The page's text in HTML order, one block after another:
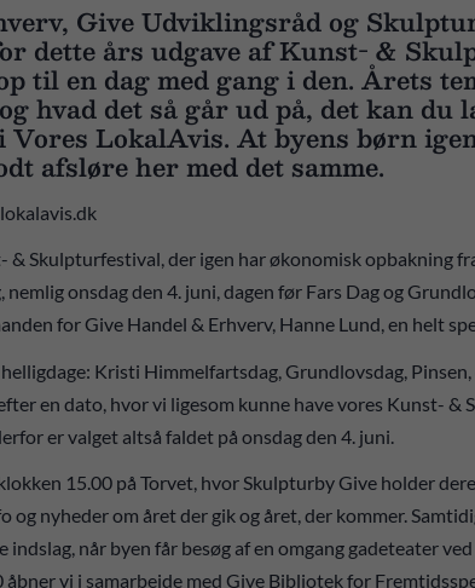
Give Udviklingsråd og
dette års udgave af Kunst- &
til en dag med gang i den. Årets
hvad det så går ud på, det kan du
LokalAvis. At byens børn
afsløre her med det samme.
& Skulpturfestival, der igen har økonomisk opbakning
nemlig onsdag den 4. juni, dagen før Fars Dag og
for Give Handel & Erhverv, Hanne Lund, en helt
Kristi Himmelfartsdag, Grundlovsdag, Pinsen,
en dato, hvor vi ligesom kunne have vores Kunst- &
er valget altså faldet på onsdag den 4. juni.
15.00 på Torvet, hvor Skulpturby Give holder
nyheder om året der gik og året, der kommer.
indslag, når byen får besøg af en omgang gadeteater
åbner vi i samarbejde med Give Bibliotek for